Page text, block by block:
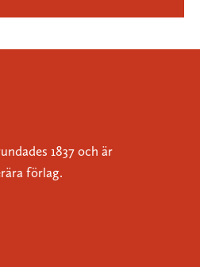
1837 och är
förlag.